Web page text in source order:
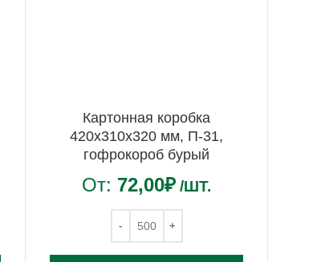
Картонная коробка
420х310х320 мм, П-31,
гофрокороб бурый
От: 72,00₽ /ШТ.